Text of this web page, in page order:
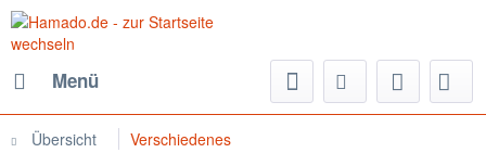
Menü
Übersicht Verschiedenes